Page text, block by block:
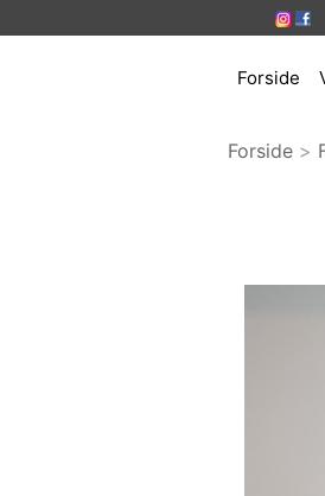
Forside
Forside >